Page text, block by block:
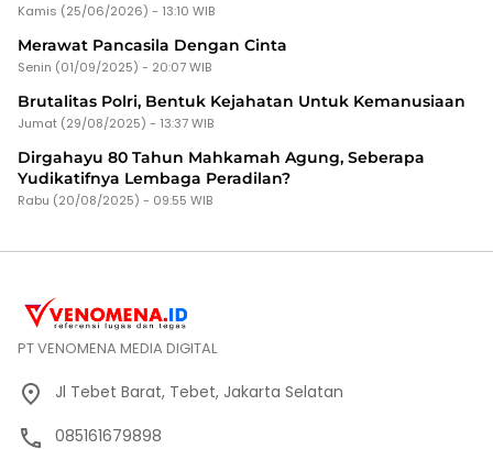
Kamis (25/06/2026) - 13:10 WIB
Merawat Pancasila Dengan Cinta
Senin (01/09/2025) - 20:07 WIB
Brutalitas Polri, Bentuk Kejahatan Untuk Kemanusiaan
Jumat (29/08/2025) - 13:37 WIB
Dirgahayu 80 Tahun Mahkamah Agung, Seberapa
Yudikatifnya Lembaga Peradilan?
Rabu (20/08/2025) - 09:55 WIB
PT VENOMENA MEDIA DIGITAL
Jl Tebet Barat, Tebet, Jakarta Selatan
085161679898